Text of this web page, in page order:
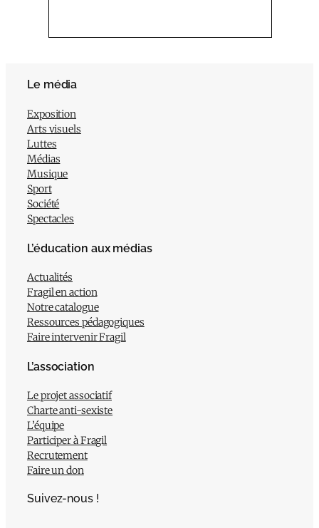
Le média
Exposition
Arts visuels
Luttes
Médias
Musique
Sport
Société
Spectacles
L’éducation aux médias
Actualités
Fragil en action
Notre catalogue
Ressources pédagogiques
Faire intervenir Fragil
L’association
Le projet associatif
Charte anti-sexiste
L’équipe
Participer à Fragil
Recrutement
Faire un don
Suivez-nous !